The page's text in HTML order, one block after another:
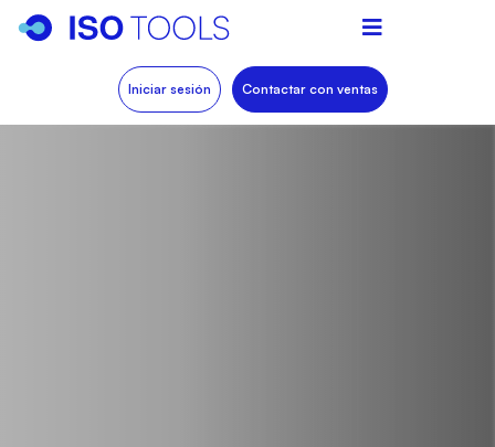
Iniciar sesión Contactar con ventas